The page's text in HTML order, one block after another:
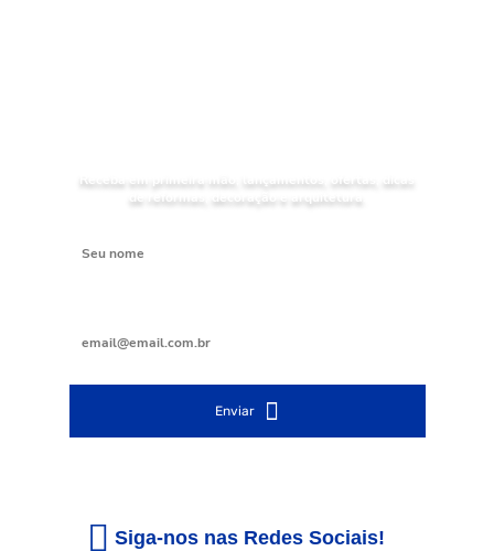
Receba em primeira mão, lançamentos, ofertas, dicas
de reformas, decoração e arquitetura.
Enviar
Siga-nos nas Redes Sociais!